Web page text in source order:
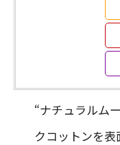
“ナチュラルム
クコットンを表